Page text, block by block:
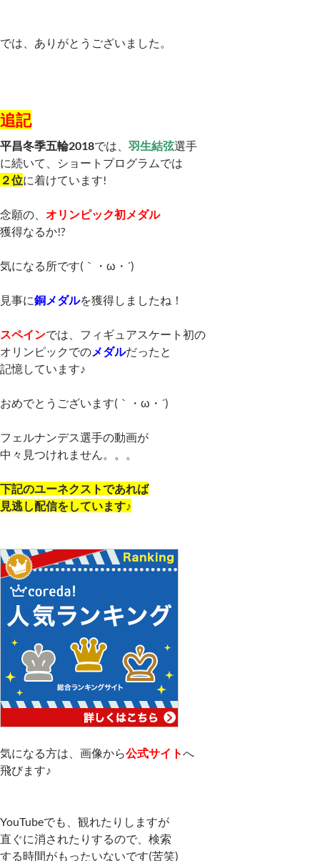
では、ありがとうございました。
追記
平昌冬季五輪2018では、 羽生結弦選手
に続いて、ショートプログラムでは
２位に着けています!
念願の、 オリンピック初メダル
獲得なるか!?
気になる所です(｀・ω・´)ゞ
見事に銅メダルを獲得しましたね！
スペインでは、フィギュアスケート初の
オリンピックでのメダルだったと
記憶しています♪
おめでとうございます(｀・ω・´)ゞ
フェルナンデス選手の動画が
中々見つけれません。。。
下記のユーネクストであれば
見逃し配信をしています♪
気になる方は、画像から公式サイトへ
飛びます♪
YouTubeでも、観れたりしますが
直ぐに消されたりするので、検索
する時間がもったいないです(苦笑)